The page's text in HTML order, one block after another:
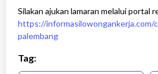
Silakan ajukan lamaran melalui portal
https://informasilowongankerja.com/
palembang
Tag: